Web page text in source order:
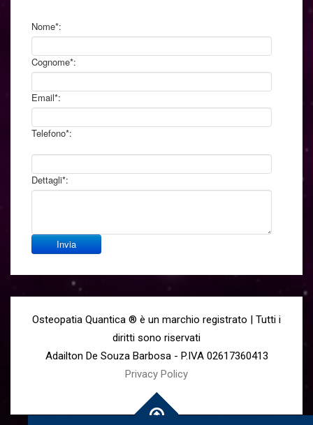
Nome*:
Cognome*:
Email*:
Telefono*:
Dettagli*:
Invia
Osteopatia Quantica ® è un marchio registrato | Tutti i
diritti sono riservati
Adailton De Souza Barbosa - P.IVA 02617360413
Privacy Policy